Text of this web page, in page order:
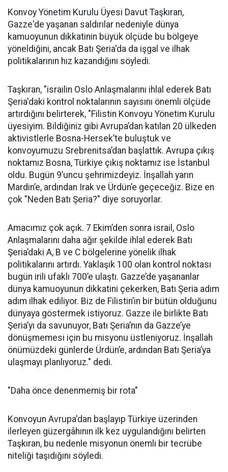
Konvoy Yönetim Kurulu Üyesi Davut Taşkıran,
Gazze'de yaşanan saldırılar nedeniyle dünya
kamuoyunun dikkatinin büyük ölçüde bu bölgeye
yöneldiğini, ancak Batı Şeria'da da işgal ve ilhak
politikalarının hız kazandığını söyledi.
Taşkıran, "israilin Oslo Anlaşmalarını ihlal ederek Batı
Şeria'daki kontrol noktalarının sayısını önemli ölçüde
artırdığını belirterek, "Filistin Konvoyu Yönetim Kurulu
üyesiyim. Bildiğiniz gibi Avrupa’dan katılan 20 ülkeden
aktivistlerle Bosna-Hersek’te buluştuk ve
konvoyumuzu Srebrenitsa’dan başlattık. Avrupa çıkış
noktamız Bosna, Türkiye çıkış noktamız ise İstanbul
oldu. Bugün 9’uncu şehrimizdeyiz. İnşallah yarın
Mardin’e, ardından Irak ve Ürdün’e geçeceğiz. Bize en
çok "Neden Batı Şeria?" diye soruyorlar.
Amacımız çok açık. 7 Ekim’den sonra israil, Oslo
Anlaşmalarını daha ağır şekilde ihlal ederek Batı
Şeria’daki A, B ve C bölgelerine yönelik ilhak
politikalarını artırdı. Yaklaşık 100 olan kontrol noktası
bugün irili ufaklı 700’e ulaştı. Gazze’de yaşananlar
dünya kamuoyunun dikkatini çekerken, Batı Şeria adım
adım ilhak ediliyor. Biz de Filistin’in bir bütün olduğunu
dünyaya göstermek istiyoruz. Gazze ile birlikte Batı
Şeria’yı da savunuyor, Batı Şeria’nın da Gazze’ye
dönüşmemesi için bu misyonu üstleniyoruz. İnşallah
önümüzdeki günlerde Ürdün’e, ardından Batı Şeria’ya
ulaşmayı planlıyoruz." dedi.
"Daha önce denenmemiş bir rota"
Konvoyun Avrupa'dan başlayıp Türkiye üzerinden
ilerleyen güzergâhının ilk kez uygulandığını belirten
Taşkıran, bu nedenle misyonun önemli bir tecrübe
niteliği taşıdığını söyledi.